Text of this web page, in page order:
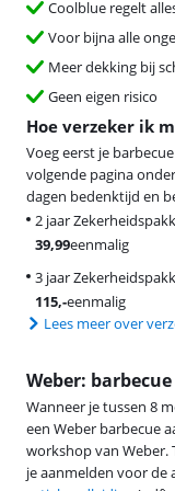
Coolblue regelt
Voor bijna alle
Meer dekking bij
Geen eigen risico
Hoe verzeker ik
Voeg eerst je
volgende pagina
dagen bedenktijd en
2 jaar
39,99eenmalig
3 jaar
115,-eenmalig
Lees meer over
Weber:
Wanneer je tussen 8
een Weber barbecue
workshop van Weber.
je aanmelden voor de